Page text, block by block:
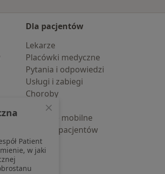
Dla pacjentów
Lekarze
Placówki medyczne
Pytania i odpowiedzi
Usługi i zabiegi
Choroby
Pomoc
Aplikacje mobilne
Blog dla pacjentów
Patient
w jaki